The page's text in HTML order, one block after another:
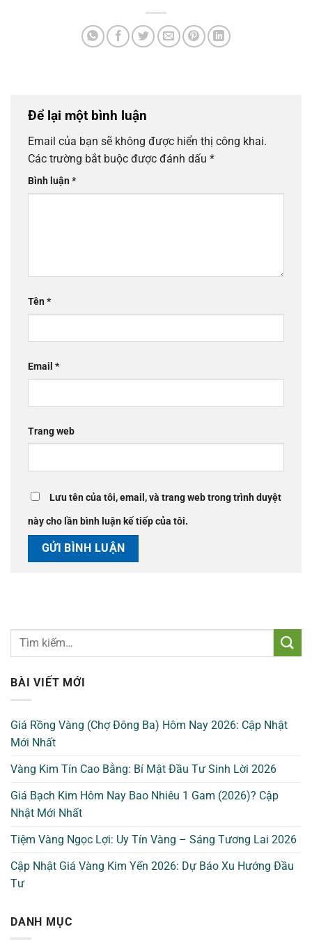
Để lại một bình luận
Email của bạn sẽ không được hiển thị công khai.
Các trường bắt buộc được đánh dấu *
Bình luận*
Tên*
Email *
Trang web
Lưu tên của tôi, email, và trang web trong trình duyệt
này cho lần bình luận kế tiếp của tôi.
BÀI VIẾT MỚI
Giá Rồng Vàng (Chợ Đông Ba) Hôm Nay 2026: Cập Nhật
Mới Nhất
Vàng Kim Tín Cao Bằng: Bí Mật Đầu Tư Sinh Lời 2026
Giá Bạch Kim Hôm Nay Bao Nhiêu 1 Gam (2026)? Cập
Nhật Mới Nhất
Tiệm Vàng Ngọc Lợi: Uy Tín Vàng – Sáng Tương Lai 2026
Cập Nhật Giá Vàng Kim Yến 2026: Dự Báo Xu Hướng Đầu
Tư
DANH MỤC